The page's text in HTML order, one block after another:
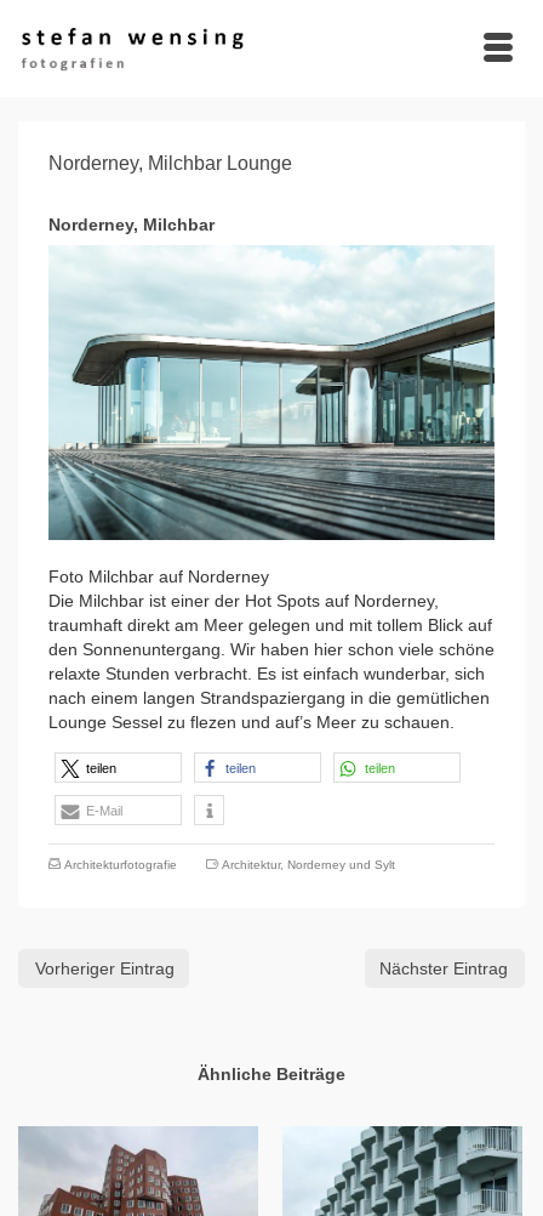
Norderney, Milchbar Lounge
Norderney, Milchbar
Foto Milchbar auf Norderney
Die Milchbar ist einer der Hot Spots auf Norderney,
traumhaft direkt am Meer gelegen und mit tollem Blick auf
den Sonnenuntergang. Wir haben hier schon viele schöne
relaxte Stunden verbracht. Es ist einfach wunderbar, sich
nach einem langen Strandspaziergang in die gemütlichen
Lounge Sessel zu flezen und auf’s Meer zu schauen.
teilen teilen teilen
E-Mail
Architekturfotografie Architektur, Norderney und Sylt
Vorheriger Eintrag Nächster Eintrag
Ähnliche Beiträge